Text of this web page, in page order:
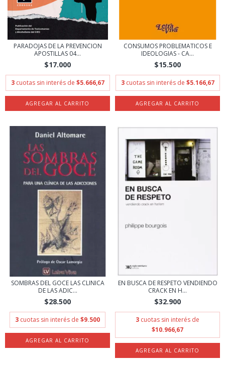
PARADOJAS DE LA PREVENCION
APOSTILLAS 04...
$17.000
3 cuotas sin interés de $5.666,67
CONSUMOS PROBLEMATICOS E
IDEOLOGIAS - CA...
$15.500
3 cuotas sin interés de $5.166,67
SOMBRAS DEL GOCE LAS CLINICA
DE LAS ADIC...
$28.500
3 cuotas sin interés de $9.500
EN BUSCA DE RESPETO VENDIENDO
CRACK EN H...
$32.900
3 cuotas sin interés de
$10.966,67